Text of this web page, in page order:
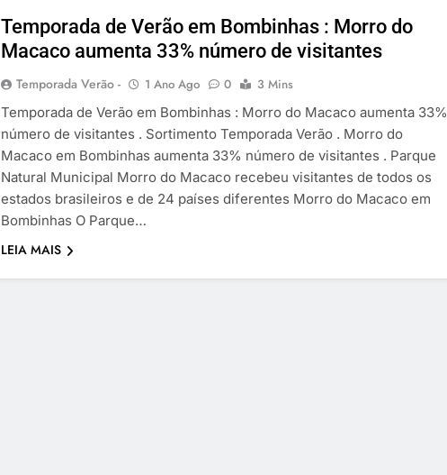
Temporada de Verão em Bombinhas : Morro do
Macaco aumenta 33% número de visitantes
Temporada Verão - 1 Ano Ago 0
3 Mins
Temporada de Verão em Bombinhas : Morro do Macaco aumenta 33%
número de visitantes . Sortimento Temporada Verão . Morro do
Macaco em Bombinhas aumenta 33% número de visitantes . Parque
Natural Municipal Morro do Macaco recebeu visitantes de todos os
estados brasileiros e de 24 países diferentes Morro do Macaco em
Bombinhas O Parque…
LEIA MAIS